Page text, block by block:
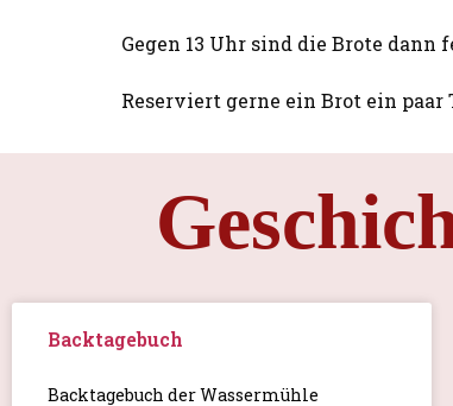
Gegen 13 Uhr sind die Brote dann
Reserviert gerne ein Brot ein
Backtagebuch
Backtagebuch der Wassermühle